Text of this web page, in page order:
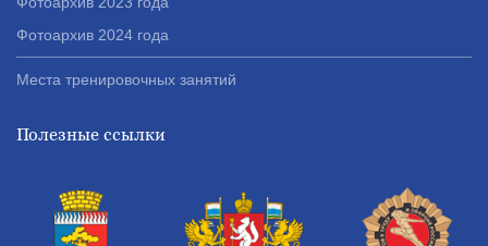
Фотоархив 2024 года
Места тренировочных занятий
Полезные ссылки